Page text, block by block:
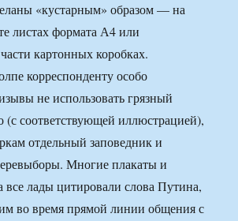
«кустарным» образом — на
листах формата А4 или
картонных коробках.
корреспонденту особо
не использовать грязный
(с соответствующей иллюстрацией),
отдельный заповедник и
Многие плакаты и
все лады цитировали слова Путина,
во время прямой линии общения с